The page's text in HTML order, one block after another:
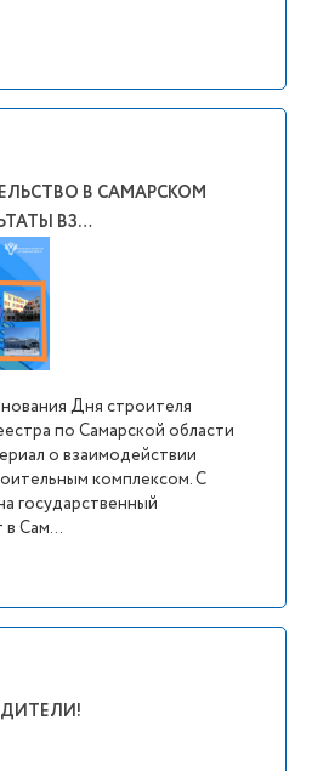
В САМАРСКОМ
ВЗ…
Дня строителя
по Самарской области
о взаимодействии
комплексом. С
государственный
в Сам...